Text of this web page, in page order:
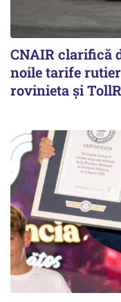
CNAIR clarifică
noile tarife
rovinieta și